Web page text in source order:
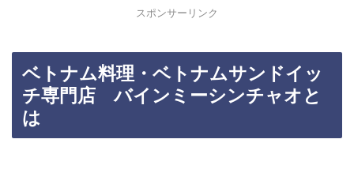
スポンサーリンク
ベトナム料理・ベトナムサンドイッ
チ専門店 バインミーシンチャオと
は